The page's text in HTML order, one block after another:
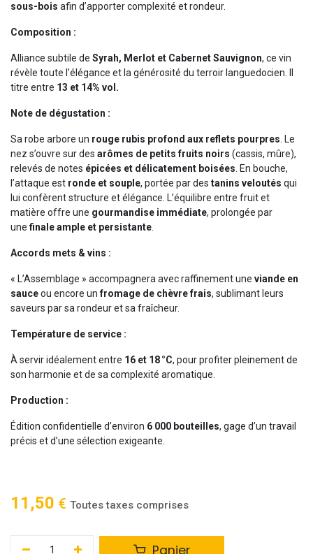
sous-bois afin d’apporter complexité et rondeur.
Composition :
Alliance subtile de Syrah, Merlot et Cabernet Sauvignon, ce vin
révèle toute l’élégance et la générosité du terroir languedocien. Il
titre entre 13 et 14% vol.
Note de dégustation :
Sa robe arbore un rouge rubis profond aux reflets pourpres. Le
nez s’ouvre sur des arômes de petits fruits noirs (cassis, mûre),
relevés de notes épicées et délicatement boisées. En bouche,
l’attaque est ronde et souple, portée par des tanins veloutés qui
lui confèrent structure et élégance. L’équilibre entre fruit et
matière offre une gourmandise immédiate, prolongée par
une finale ample et persistante.
Accords mets & vins :
« L’Assemblage » accompagnera avec raffinement une viande en
sauceou encore unfromage de chèvre frais, sublimant leurs
saveurs par sa rondeur et sa fraîcheur.
Température de service :
À servir idéalement entre 16 et 18 °C, pour profiter pleinement de
son harmonie et de sa complexité aromatique.
Production :
Édition confidentielle d’environ 6 000 bouteilles, gage d’un travail
précis et d’une sélection exigeante.
11,50 € Toutes taxes comprises
Panier